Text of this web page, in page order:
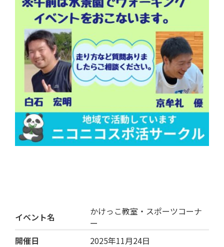
イベント名
かけっこ教室・スポーツコーナ
ー
開催日
2025年11月24日